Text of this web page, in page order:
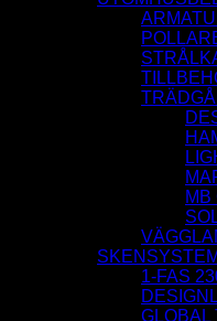
MB
SKENSYSTEM
1-FAS
GLOBAL